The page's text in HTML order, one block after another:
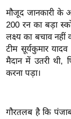
सा
ल
बे
मि
सा
ख्सि
मौजूद जानकारी के
200 रन का बड़ा
लक्ष्य का बचाव
टीम सूर्यकुमार
मैदान में उतरी थी,
करना पड़ा।
गौरतलब है कि